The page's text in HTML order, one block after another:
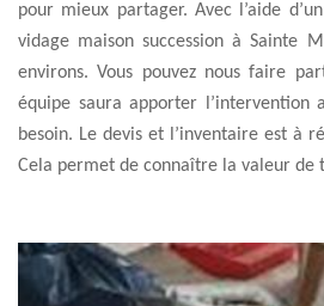
pour mieux partager. Avec l’aide
vidage maison succession à Sainte
environs. Vous pouvez nous faire
équipe saura apporter l’intervention
besoin. Le devis et l’inventaire est à
Cela permet de connaître la valeur de